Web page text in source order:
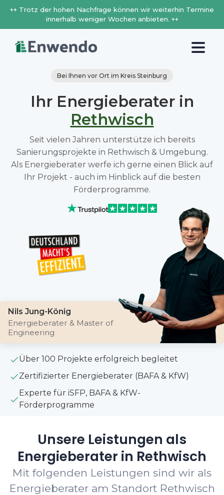
++ Trotz der hohen Nachfrage können wir weiterhin Termine
innerhalb weniger Wochen anbieten. ++
Bei Ihnen vor Ort im Kreis Steinburg
Ihr Energieberater in
Rethwisch
Seit vielen Jahren unterstütze ich bereits
Sanierungsprojekte in Rethwisch & Umgebung.
Als Energieberater werfe ich gerne einen Blick auf
Ihr Projekt - auch im Hinblick auf die besten
Förderprogramme.
Nils Jung-König
Energieberater & Master of
Engineering
Über 100 Projekte erfolgreich begleitet
Zertifizierter Energieberater (BAFA & KfW)
Experte für iSFP, BAFA & KfW-
Förderprogramme
Unsere Leistungen als
Energieberater in Rethwisch
Mit folgenden Leistungen sind wir als
Energieberater am Standort Rethwisch